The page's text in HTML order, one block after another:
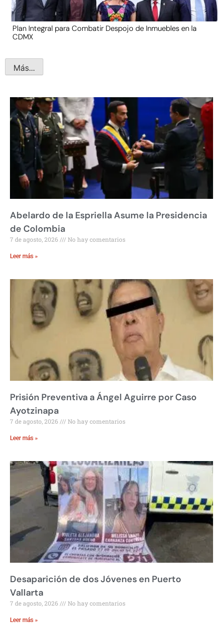
Plan Integral para Combatir Despojo de Inmuebles en la
CDMX
Más...
Abelardo de la Espriella Asume la Presidencia
de Colombia
7 de agosto, 2026 No hay comentarios
Leer más »
Prisión Preventiva a Ángel Aguirre por Caso
Ayotzinapa
7 de agosto, 2026 No hay comentarios
Leer más »
Desaparición de dos Jóvenes en Puerto
Vallarta
7 de agosto, 2026 No hay comentarios
Leer más »